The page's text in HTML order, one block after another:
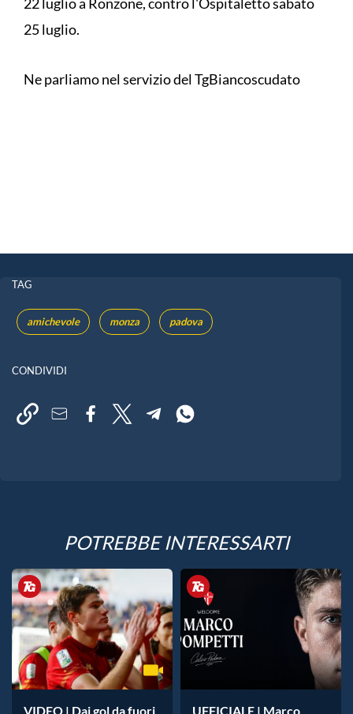
25 luglio.
Ne parliamo nel servizio del TgBiancoscudato
TAG
amichevole monza padova
CONDIVIDI
POTREBBE INTERESSARTI
VIDEO | Dai gol da fuori
UFFICIALE | Marco